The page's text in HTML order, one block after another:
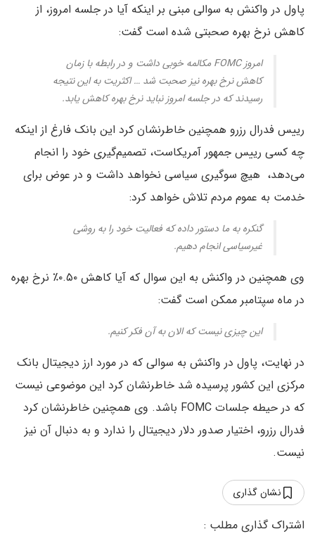
پاول در واکنش به سوالی مبنی بر اینکه آیا در جلسه امروز، از
کاهش نرخ بهره صحبتی شده است گفت:
امروز FOMC مکالمه خوبی داشت و در رابطه با زمان
کاهش نرخ بهره نیز صحبت شد … اکثریت به این نتیجه
رسیدند که در جلسه امروز نباید نرخ بهره کاهش یابد.
رییس فدرال رزرو همچنین خاطرنشان کرد این بانک فارغ از اینکه
چه کسی رییس جمهور آمریکاست، تصمیم‌گیری خود را انجام
می‌دهد، هیچ سوگیری سیاسی نخواهد داشت و در عوض برای
خدمت به عموم مردم تلاش خواهد کرد:
گنکره به ما دستور داده که فعالیت خود را به روشی
غیرسیاسی انجام دهیم.
وی همچنین در واکنش به این سوال که آیا کاهش ۰.۵۰٪ نرخ بهره
در ماه سپتامبر ممکن است گفت:
این چیزی نیست که الان به آن فکر کنیم.
در نهایت، پاول در واکنش به سوالی که در مورد ارز دیجیتال بانک
مرکزی این کشور پرسیده شد خاطرنشان کرد این موضوعی نیست
که در حیطه جلسات FOMC باشد. وی همچنین خاطرنشان کرد
فدرال رزرو، اختیار صدور دلار دیجیتال را ندارد و به دنبال آن نیز
نیست.
نشان گذاری